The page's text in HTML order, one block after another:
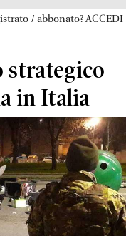
/ abbonato? ACCEDI
strategico
in Italia